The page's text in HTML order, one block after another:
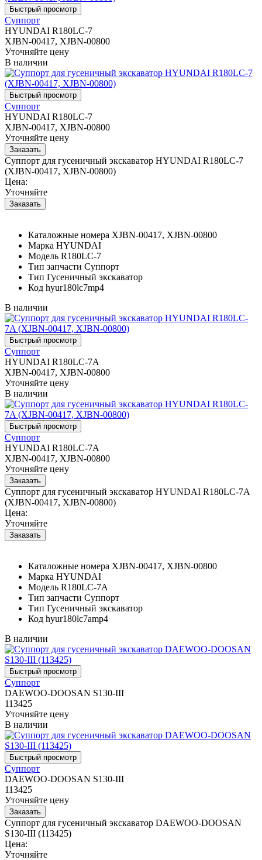
Суппорт
HYUNDAI R180LC-7
XJBN-00417, XJBN-00800
Уточняйте цену
В наличии
Суппорт
HYUNDAI R180LC-7
XJBN-00417, XJBN-00800
Уточняйте цену
Суппорт для гусеничный экскаватор HYUNDAI R180LC-7
(XJBN-00417, XJBN-00800)
Цена:
Уточняйте
Каталожные номера XJBN-00417, XJBN-00800
Марка HYUNDAI
Модель R180LC-7
Тип запчасти Суппорт
Тип Гусеничный экскаватор
Код hyur180lc7mp4
В наличии
Суппорт
HYUNDAI R180LC-7A
XJBN-00417, XJBN-00800
Уточняйте цену
В наличии
Суппорт
HYUNDAI R180LC-7A
XJBN-00417, XJBN-00800
Уточняйте цену
Суппорт для гусеничный экскаватор HYUNDAI R180LC-7A
(XJBN-00417, XJBN-00800)
Цена:
Уточняйте
Каталожные номера XJBN-00417, XJBN-00800
Марка HYUNDAI
Модель R180LC-7A
Тип запчасти Суппорт
Тип Гусеничный экскаватор
Код hyur180lc7amp4
В наличии
Суппорт
DAEWOO-DOOSAN S130-III
113425
Уточняйте цену
В наличии
Суппорт
DAEWOO-DOOSAN S130-III
113425
Уточняйте цену
Суппорт для гусеничный экскаватор DAEWOO-DOOSAN
S130-III (113425)
Цена:
Уточняйте